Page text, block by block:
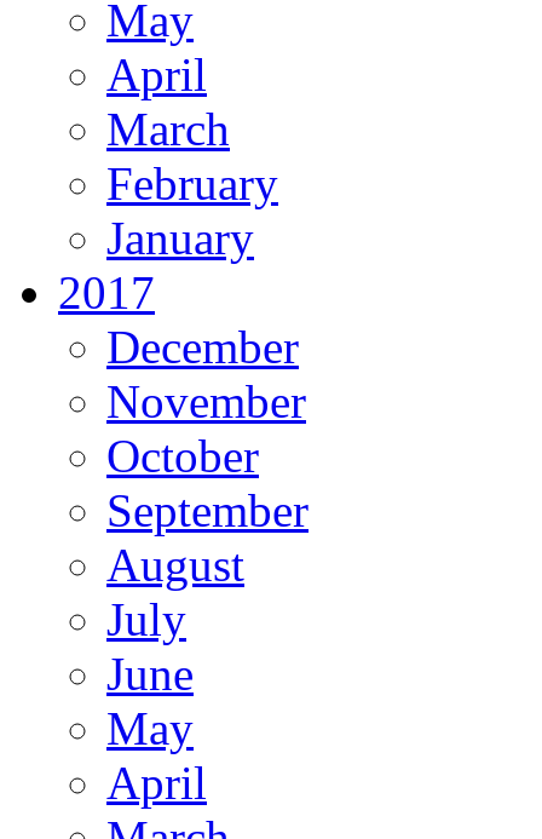
May
April
March
February
January
2017
December
November
October
September
August
July
June
May
April